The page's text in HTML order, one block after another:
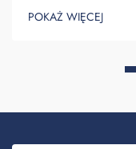
Saipulang Trading to
takich plecaków w
POKAŻ WIĘCEJ